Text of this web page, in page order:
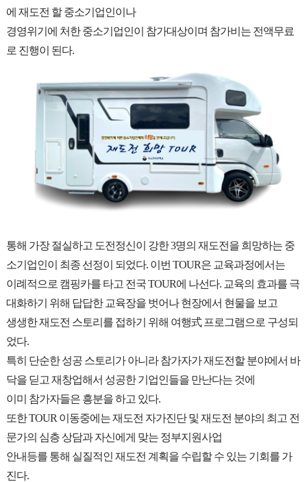
에 재도전 할 중소기업인이나
경영위기에 처한 중소기업인이 참가대상이며 참가비는 전액무료
로 진행이 된다.
통해 가장 절실하고 도전정신이 강한 3명의 재도전을 희망하는 중
소기업인이 최종 선정이 되었다. 이번 TOUR은 교육과정에서는
이례적으로 캠핑카를 타고 전국 TOUR에 나선다. 교육의 효과를 극
대화하기 위해 답답한 교육장을 벗어나 현장에서 현물을 보고
생생한 재도전 스토리를 접하기 위해 여행式 프로그램으로 구성되
었다.
특히 단순한 성공 스토리가 아니라 참가자가 재도전할 분야에서 바
닥을 딛고 재창업해서 성공한 기업인들을 만난다는 것에
이미 참가자들은 흥분을 하고 있다.
또한 TOUR 이동중에는 재도전 자가진단 및 재도전 분야의 최고 전
문가의 심층 상담과 자신에게 맞는 정부지원사업
안내등를 통해 실질적인 재도전 계획을 수립할 수 있는 기회를 가
진다.